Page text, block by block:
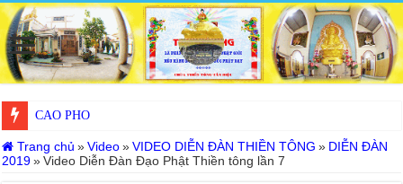
WinSpirit Mobile Casino: Your Ultimate Portal to Premium Gaming on
CÁO PHÓ
Trang chủ » Video » VIDEO DIỄN ĐÀN THIỀN TÔNG » DIỄN ĐÀN
2019 » Video Diễn Đàn Đạo Phật Thiền tông lần 7